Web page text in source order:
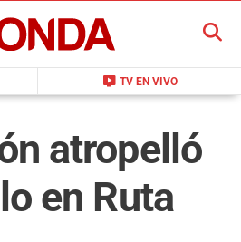
live_tv TV EN VIVO
BUSCAR
atropelló
en Ruta